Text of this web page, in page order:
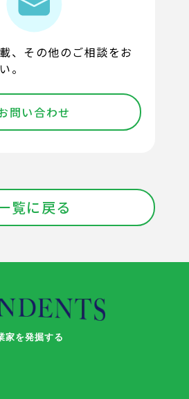
、その他のご相談をお
。
問い合わせ
覧に戻る
家を発掘する